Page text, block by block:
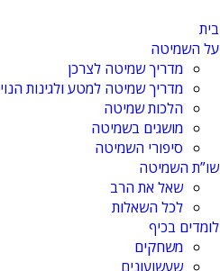
בית
על השמיטה
מדריך שמיטה לצרכן
מדריך שמיטה למטע ולגינות הנוי
הלכות שמיטה
מושגים בשמיטה
סיפורי השמיטה
שו”ת השמיטה
שאל את הרב
לכל השאלות
לומדים בכיף
משחקים
שעשועונים